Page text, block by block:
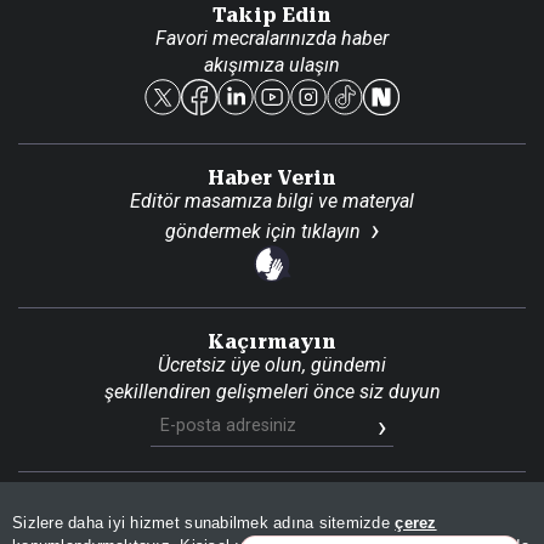
Sizlere daha iyi hizmet sunabilmek adına sitemizdeçerez
Reklam Ver
Takip Edin
Favori mecralarınızda haber
akışımıza ulaşın
Haber Verin
Editör masamıza bilgi ve materyal
göndermek için tıklayın
Kaçırmayın
Ücretsiz üye olun, gündemi
şekillendiren gelişmeleri önce siz duyun
Son DakikaSite HaritasıRSSKVKK Aydınlatma Metni
Gizlilik PolitikasıÇerez Politikası